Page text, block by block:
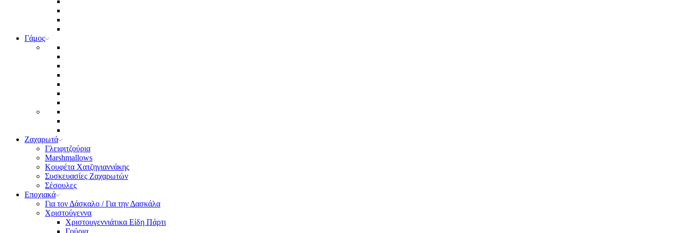
Γάμος
Ζαχαρωτά
Γλειφιτζούρια
Marshmallows
Κουφέτα Χατζηγιαννάκης
Συσκευασίες Ζαχαρωτών
Σέσουλες
Εποχιακά
Για τον Δάσκαλο / Για την Δασκάλα
Χριστούγεννα
Χριστουγεννιάτικα Είδη Πάρτι
Γούρια